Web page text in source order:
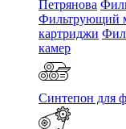
Петрянова
Фильтрующий
картриджи
камер
Синтепон для